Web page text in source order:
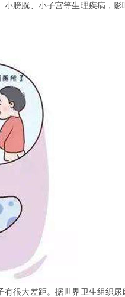
膀胱、小子宫等生理疾病，影
很大差距。据世界卫生组织尿